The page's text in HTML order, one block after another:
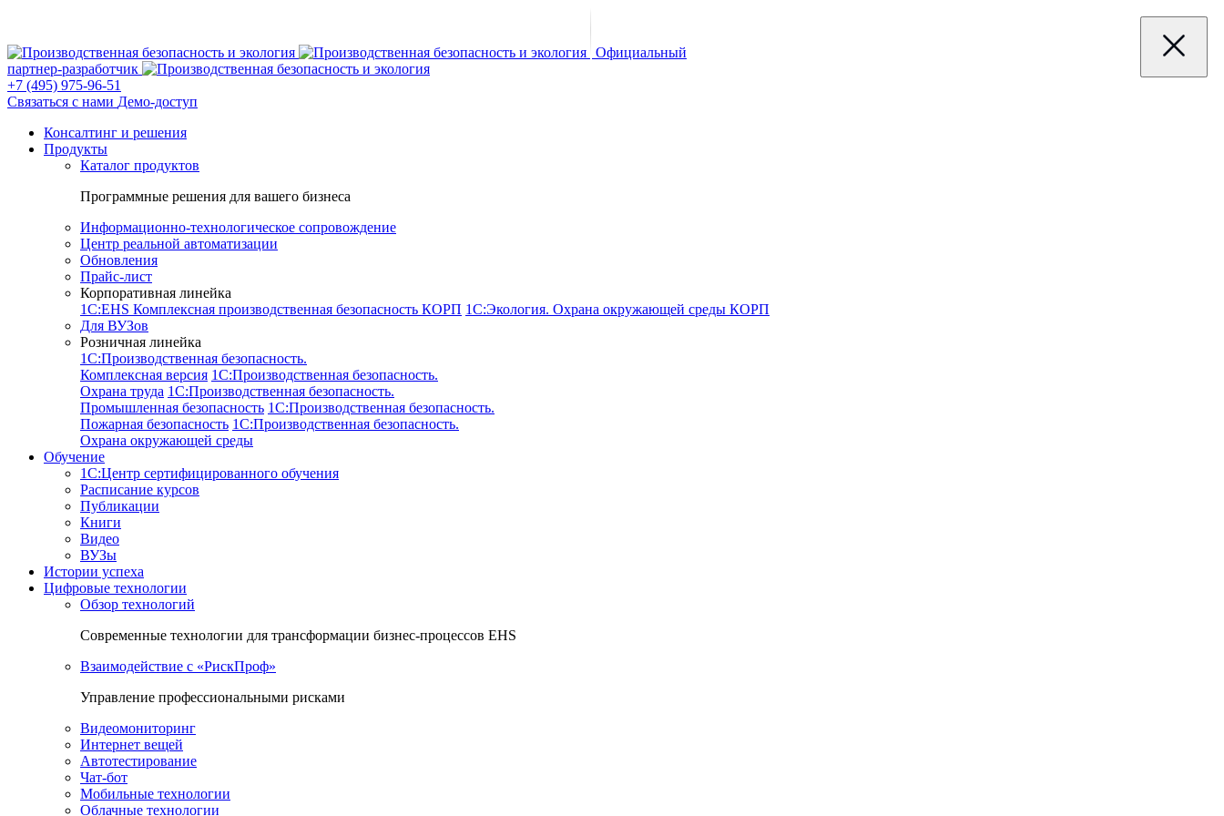
Официальный
партнер-разработчик
+7 (495) 975-96-51
Связаться с нами Демо-доступ
Консалтинг и решения
Продукты
Каталог продуктов
Программные решения для вашего бизнеса
Информационно-технологическое сопровождение
Центр реальной автоматизации
Обновления
Прайс-лист
Корпоративная линейка
1С:EHS Комплексная производственная безопасность КОРП 1С:Экология. Охрана окружающей среды КОРП
Для ВУЗов
Розничная линейка
1C:Производственная безопасность.
Комплексная версия 1C:Производственная безопасность.
Охрана труда 1C:Производственная безопасность.
Промышленная безопасность 1C:Производственная безопасность.
Пожарная безопасность 1C:Производственная безопасность.
Охрана окружающей среды
Обучение
1C:Центр сертифицированного обучения
Расписание курсов
Публикации
Книги
Видео
ВУЗы
Истории успеха
Цифровые технологии
Обзор технологий
Современные технологии для трансформации бизнес-процессов EHS
Взаимодействие с «РискПроф»
Управление профессиональными рисками
Видеомониторинг
Интернет вещей
Автотестирование
Чат-бот
Мобильные технологии
Облачные технологии